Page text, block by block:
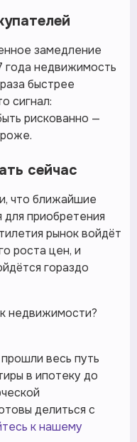
замедление
года недвижимость
быстрее
сигнал:
рискованно —
сейчас
что ближайшие
приобретения
рынок войдёт
роста цен, и
гораздо
недвижимости?
весь путь
в ипотеку до
делиться с
к нашему